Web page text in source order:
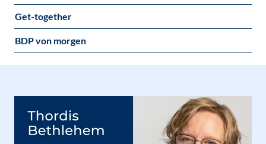
Get-together
BDP von morgen